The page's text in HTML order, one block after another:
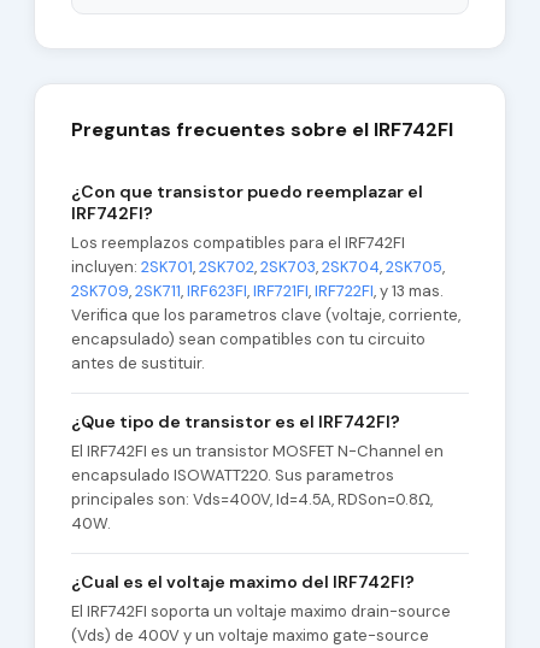
Preguntas frecuentes sobre el IRF742FI
¿Con que transistor puedo reemplazar el
IRF742FI?
Los reemplazos compatibles para el IRF742FI
incluyen: 2SK701,2SK702,2SK703,2SK704,2SK705,
2SK709,2SK711,IRF623FI,IRF721FI,IRF722FI, y 13 mas.
Verifica que los parametros clave (voltaje, corriente,
encapsulado) sean compatibles con tu circuito
antes de sustituir.
¿Que tipo de transistor es el IRF742FI?
El IRF742FI es un transistor MOSFET N-Channel en
encapsulado ISOWATT220. Sus parametros
principales son: Vds=400V, Id=4.5A, RDSon=0.8Ω,
40W.
¿Cual es el voltaje maximo del IRF742FI?
El IRF742FI soporta un voltaje maximo drain-source
(Vds) de 400V y un voltaje maximo gate-source